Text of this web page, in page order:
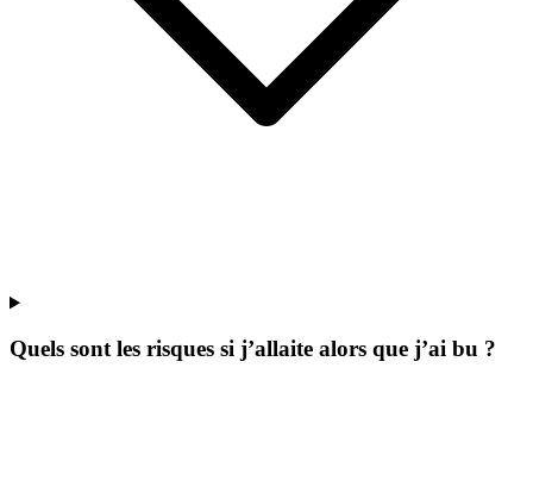
Quels sont les risques si j’allaite alors que j’ai bu ?